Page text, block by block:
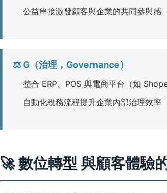
公益串接激發顧客與企業的共同參與感
⚖️ G（治理，Governance）
整合 ERP、POS 與電商平台（如
自動化稅務流程提升企業內部治理效率
🚀 數位轉型 與顧客體驗